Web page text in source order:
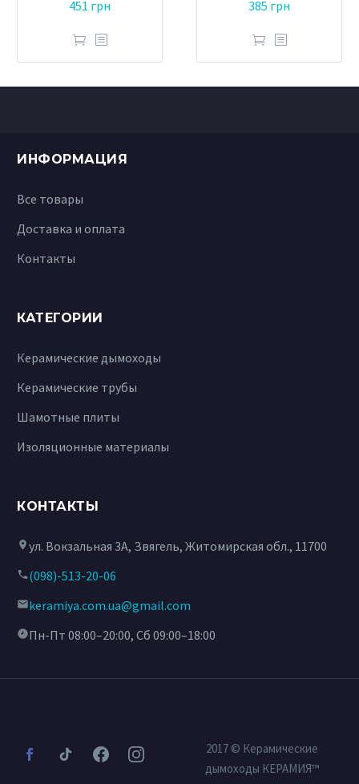
451 грн 385 грн
ИНФОРМАЦИЯ
Все товары
Доставка и оплата
Контакты
КАТЕГОРИИ
Керамические дымоходы
Керамические трубы
Шамотные плиты
Изоляционные материалы
КОНТАКТЫ
ул. Вокзальная 3А, Звягель, Житомирская обл., 11700
(098)-513-20-06
keramiya.com.ua@gmail.com
Пн-Пт 08:00–20:00, Сб 09:00–18:00
2017 © Керамические
дымоходы КЕРАМИЯ™